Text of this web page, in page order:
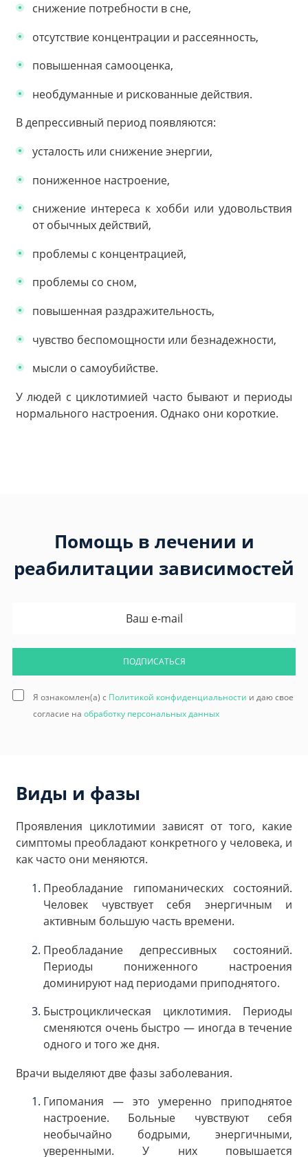
снижение потребности в сне,
отсутствие концентрации и рассеянность,
повышенная самооценка,
необдуманные и рискованные действия.
В депрессивный период появляются:
усталость или снижение энергии,
пониженное настроение,
снижение интереса к хобби или удовольствия
от обычных действий,
проблемы с концентрацией,
проблемы со сном,
повышенная раздражительность,
чувство беспомощности или безнадежности,
мысли о самоубийстве.
У людей с циклотимией часто бывают и периоды
нормального настроения. Однако они короткие.
Помощь в лечении и
реабилитации зависимостей
ПОДПИСАТЬСЯ
Я ознакомлен(а) с Политикой конфиденциальности и даю свое
согласие на обработку персональных данных
Виды и фазы
Проявления циклотимии зависят от того, какие
симптомы преобладают конкретного у человека, и
как часто они меняются.
Преобладание гипоманических состояний.
Человек чувствует себя энергичным и
активным большую часть времени.
Преобладание депрессивных состояний.
Периоды пониженного настроения
доминируют над периодами приподнятого.
Быстроциклическая циклотимия. Периоды
сменяются очень быстро — иногда в течение
одного и того же дня.
Врачи выделяют две фазы заболевания.
Гипомания — это умеренно приподнятое
настроение. Больные чувствуют себя
необычайно бодрыми, энергичными,
уверенными. У них повышается